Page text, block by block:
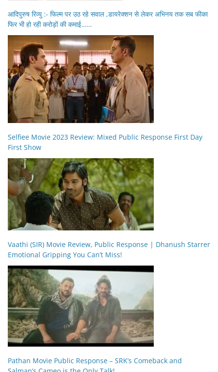
आदिपुरुष रिव्यु :- फिल्म पर उठ रहे सवाल ,डायरेक्शन से लेकर अभिनय तक सब फीका
फिर भी हो रही करोड़ों की कमाई……
Selfiee Movie 2023 Review: Mixed Public Response First Day
First Show
Vaathi (SIR) Movie Review, Public Response | Dhanush Starrer
Emotional Gripping You Can’t Miss!
Pathan Movie Public Response – SRK’s Comeback and